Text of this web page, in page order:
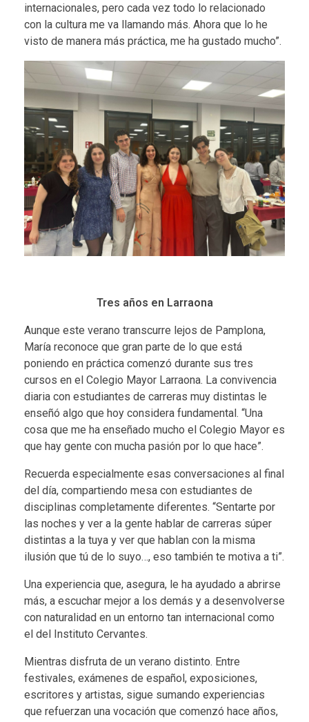
internacionales, pero cada vez todo lo relacionado
con la cultura me va llamando más. Ahora que lo he
visto de manera más práctica, me ha gustado mucho”.
Tres años en Larraona
Aunque este verano transcurre lejos de Pamplona,
María reconoce que gran parte de lo que está
poniendo en práctica comenzó durante sus tres
cursos en el Colegio Mayor Larraona. La convivencia
diaria con estudiantes de carreras muy distintas le
enseñó algo que hoy considera fundamental. “Una
cosa que me ha enseñado mucho el Colegio Mayor es
que hay gente con mucha pasión por lo que hace”.
Recuerda especialmente esas conversaciones al final
del día, compartiendo mesa con estudiantes de
disciplinas completamente diferentes. “Sentarte por
las noches y ver a la gente hablar de carreras súper
distintas a la tuya y ver que hablan con la misma
ilusión que tú de lo suyo…, eso también te motiva a ti”.
Una experiencia que, asegura, le ha ayudado a abrirse
más, a escuchar mejor a los demás y a desenvolverse
con naturalidad en un entorno tan internacional como
el del Instituto Cervantes.
Mientras disfruta de un verano distinto. Entre
festivales, exámenes de español, exposiciones,
escritores y artistas, sigue sumando experiencias
que refuerzan una vocación que comenzó hace años,